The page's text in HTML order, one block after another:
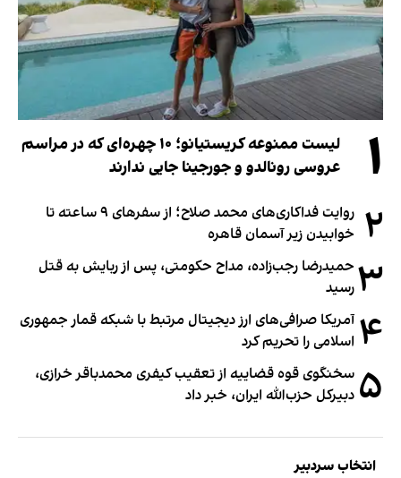
۱
لیست ممنوعه کریستیانو؛ ۱۰ چهره‌ای که در مراسم
عروسی رونالدو و جورجینا جایی ندارند
۲
روایت فداکاری‌های محمد صلاح؛ از سفرهای ۹ ساعته تا
خوابیدن زیر آسمان قاهره
۳ حمیدرضا رجب‌زاده، مداح حکومتی، پس از ربایش به قتل
رسید
۴ آمریکا صرافی‌های ارز دیجیتال مرتبط با شبکه قمار جمهوری
اسلامی را تحریم کرد
۵ سخنگوی قوه قضاییه از تعقیب کیفری محمدباقر خرازی،
دبیر‌کل حزب‌الله ایران، خبر داد
انتخاب سردبیر